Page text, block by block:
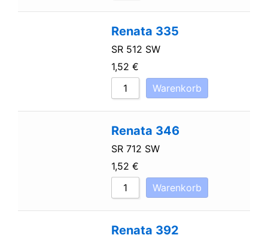
Renata 335
SR 512 SW
1,52 €
Warenkorb
Renata 346
SR 712 SW
1,52 €
Warenkorb
Renata 392